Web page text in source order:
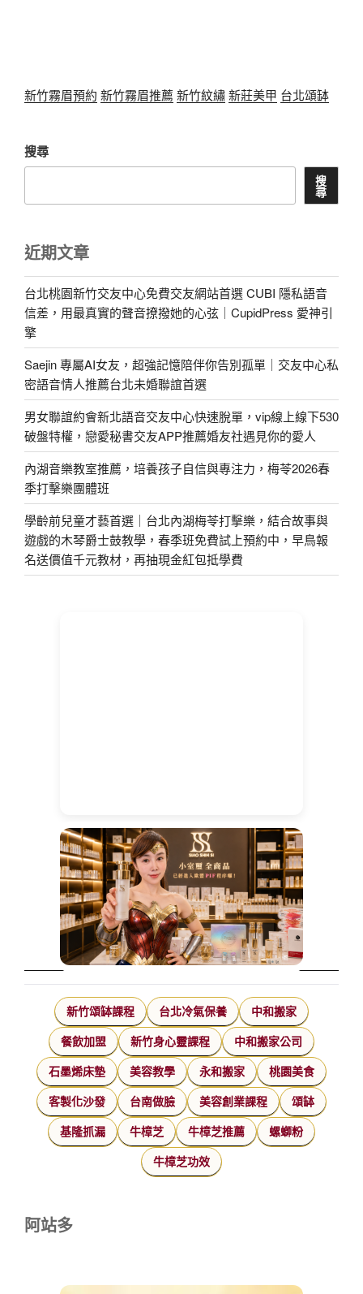
新竹霧眉預約 新竹霧眉推薦 新竹紋繡新莊美甲 台北頌缽
搜尋
搜
尋
近期文章
台北桃園新竹交友中心免費交友網站首選 CUBI 隱私語音
信差，用最真實的聲音撩撥她的心弦｜CupidPress 愛神引
擎
Saejin 專屬AI女友，超強記憶陪伴你告別孤單｜交友中心私
密語音情人推薦台北未婚聯誼首選
男女聯誼約會新北語音交友中心快速脫單，vip線上線下530
破盤特權，戀愛秘書交友APP推薦婚友社遇見你的愛人
內湖音樂教室推薦，培養孩子自信與專注力，梅苓2026春
季打擊樂團體班
學齡前兒童才藝首選｜台北內湖梅苓打擊樂，結合故事與
遊戲的木琴爵士鼓教學，春季班免費試上預約中，早鳥報
名送價值千元教材，再抽現金紅包抵學費
新竹頌缽課程 台北冷氣保養 中和搬家
餐飲加盟 新竹身心靈課程 中和搬家公司
石墨烯床墊 美容教學 永和搬家 桃園美食
客製化沙發 台南做臉 美容創業課程 頌缽
基隆抓漏 牛樟芝 牛樟芝推薦 螺螄粉
牛樟芝功效
阿站多